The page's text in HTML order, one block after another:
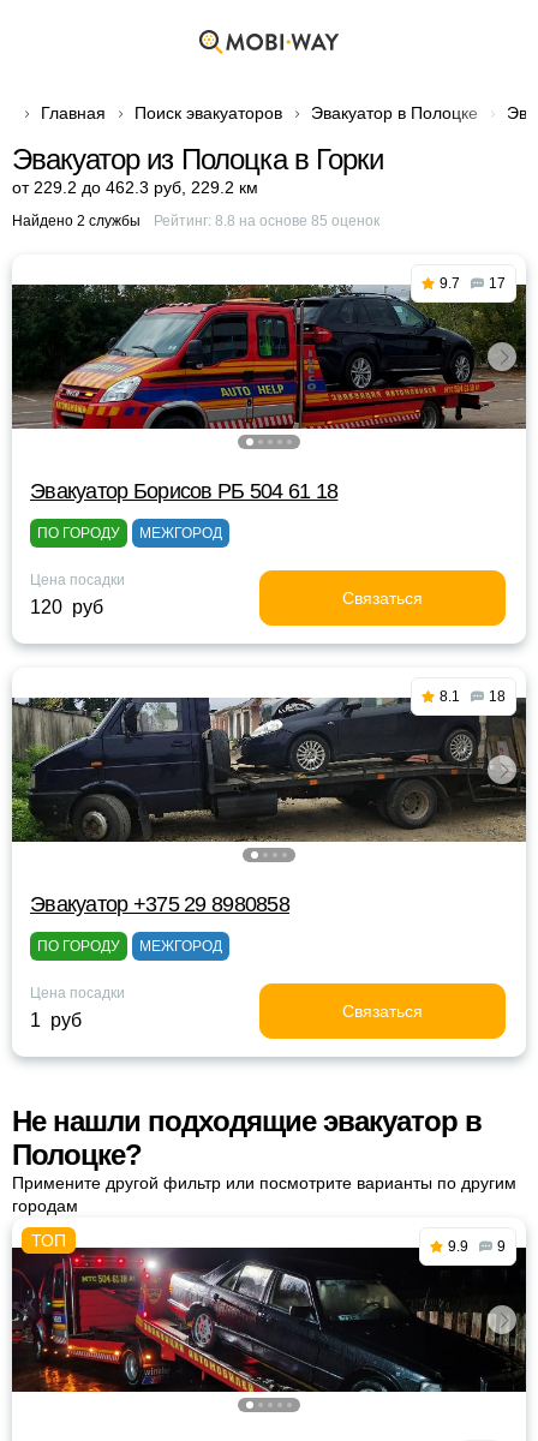
Главная Поиск эвакуаторов Эвакуатор в Полоцке
Эвакуатор из Полоцка в Горки
от 229.2 до 462.3 руб 229.2 км
Найдено 2 службы Рейтинг: 8.8 на основе 85 оценок
9.7 17
Эвакуатор Борисов РБ 504 61 18
ПО ГОРОДУ МЕЖГОРОД
Цена посадки
120 руб Связаться
8.1 18
Эвакуатор +375 29 8980858
ПО ГОРОДУ МЕЖГОРОД
Цена посадки
1 руб Связаться
Не нашли подходящие эвакуатор в
Полоцке?
Примените другой фильтр или посмотрите варианты по другим
городам
9.9 9